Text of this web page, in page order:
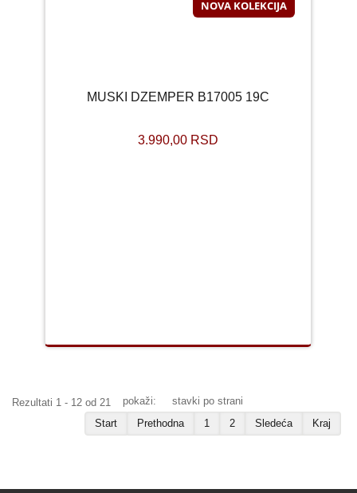
NOVA KOLEKCIJA
MUSKI DZEMPER B17005 19C
3.990,00 RSD
Rezultati 1 - 12 od 21 pokaži:
stavki po strani
Start
Prethodna 1 2 Sledeća Kraj